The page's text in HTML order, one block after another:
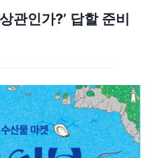
관인가?’ 답할 준비